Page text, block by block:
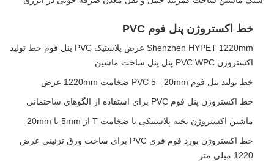
خط اکستروژن پنل فوم PVC
Shenzhen HYPET 1220mm عرض پلاستیک PVC پنل فوم خط تولید
اکستروژن PVC WPC پنل پنل ساخت ماشین
خط تولید پنل فوم PVC 5 - 20mm ضخامت 1220mm عرض
خط اکستروژن پنل فوم PVC برای استفاده از الگوهای ساختمانی
ماشین اکستروژن تخته پلاستیکی با ضخامت T از 5mm تا 20mm
خط اکستروژن بورد فوم فری PVC برای ساخت ورق تزئینی عرض
1220 میلی متر